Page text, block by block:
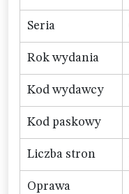
Seria
Rok wydania
Kod wydawcy
Kod paskowy
Liczba stron
Oprawa